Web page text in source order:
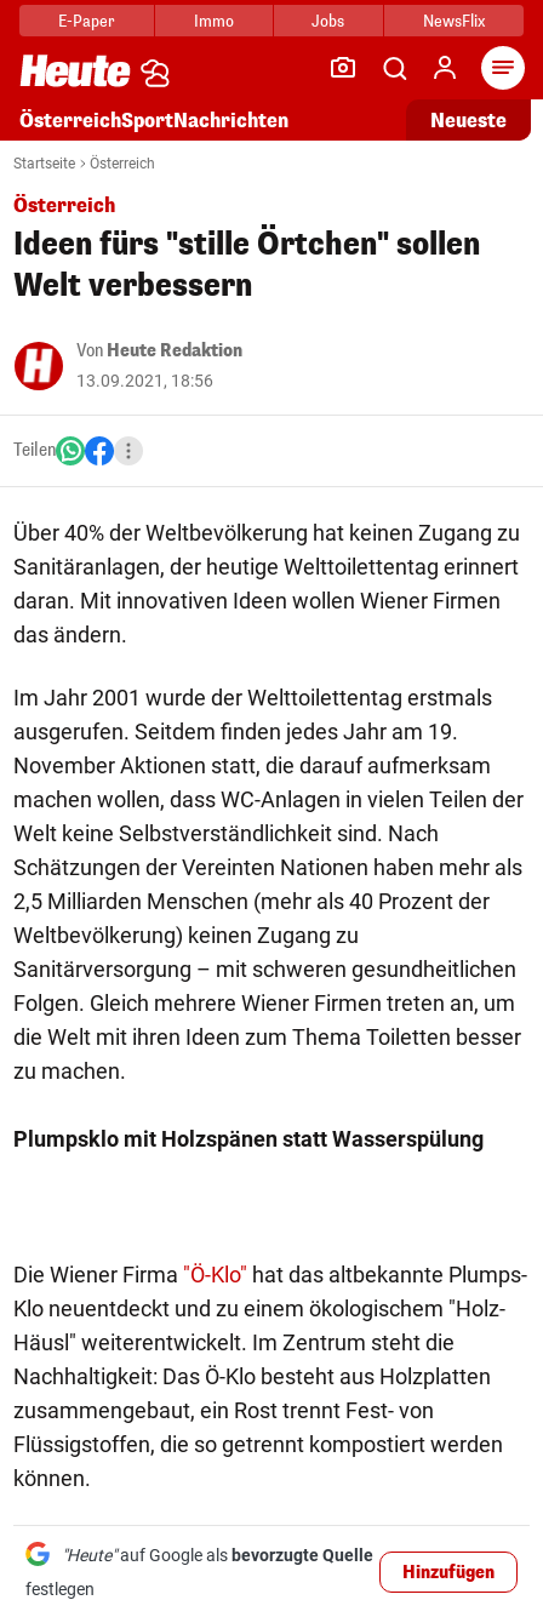
E-Paper Immo Jobs NewsFlix
ÖsterreichSportNachrichten Neueste
Startseite Österreich
Österreich
Ideen fürs "stille Örtchen" sollen
Welt verbessern
Von Heute Redaktion
13.09.2021, 18:56
Teilen
Über 40% der Weltbevölkerung hat keinen Zugang zu
Sanitäranlagen, der heutige Welttoilettentag erinnert
daran. Mit innovativen Ideen wollen Wiener Firmen
das ändern.
Im Jahr 2001 wurde der Welttoilettentag erstmals
ausgerufen. Seitdem finden jedes Jahr am 19.
November Aktionen statt, die darauf aufmerksam
machen wollen, dass WC-Anlagen in vielen Teilen der
Welt keine Selbstverständlichkeit sind. Nach
Schätzungen der Vereinten Nationen haben mehr als
2,5 Milliarden Menschen (mehr als 40 Prozent der
Weltbevölkerung) keinen Zugang zu
Sanitärversorgung – mit schweren gesundheitlichen
Folgen. Gleich mehrere Wiener Firmen treten an, um
die Welt mit ihren Ideen zum Thema Toiletten besser
zu machen.
Plumpsklo mit Holzspänen statt Wasserspülung
Die Wiener Firma "Ö-Klo" hat das altbekannte Plumps-
Klo neuentdeckt und zu einem ökologischem "Holz-
Häusl" weiterentwickelt. Im Zentrum steht die
Nachhaltigkeit: Das Ö-Klo besteht aus Holzplatten
zusammengebaut, ein Rost trennt Fest- von
Flüssigstoffen, die so getrennt kompostiert werden
können.
"Heute"auf Google als bevorzugte Quelle
festlegen
Hinzufügen